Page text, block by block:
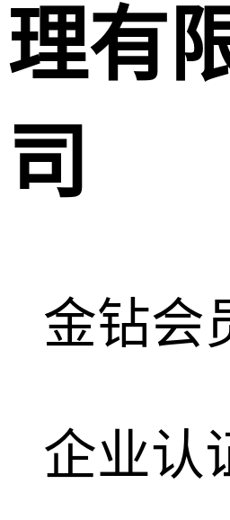
理有
司
金钻会
企业认